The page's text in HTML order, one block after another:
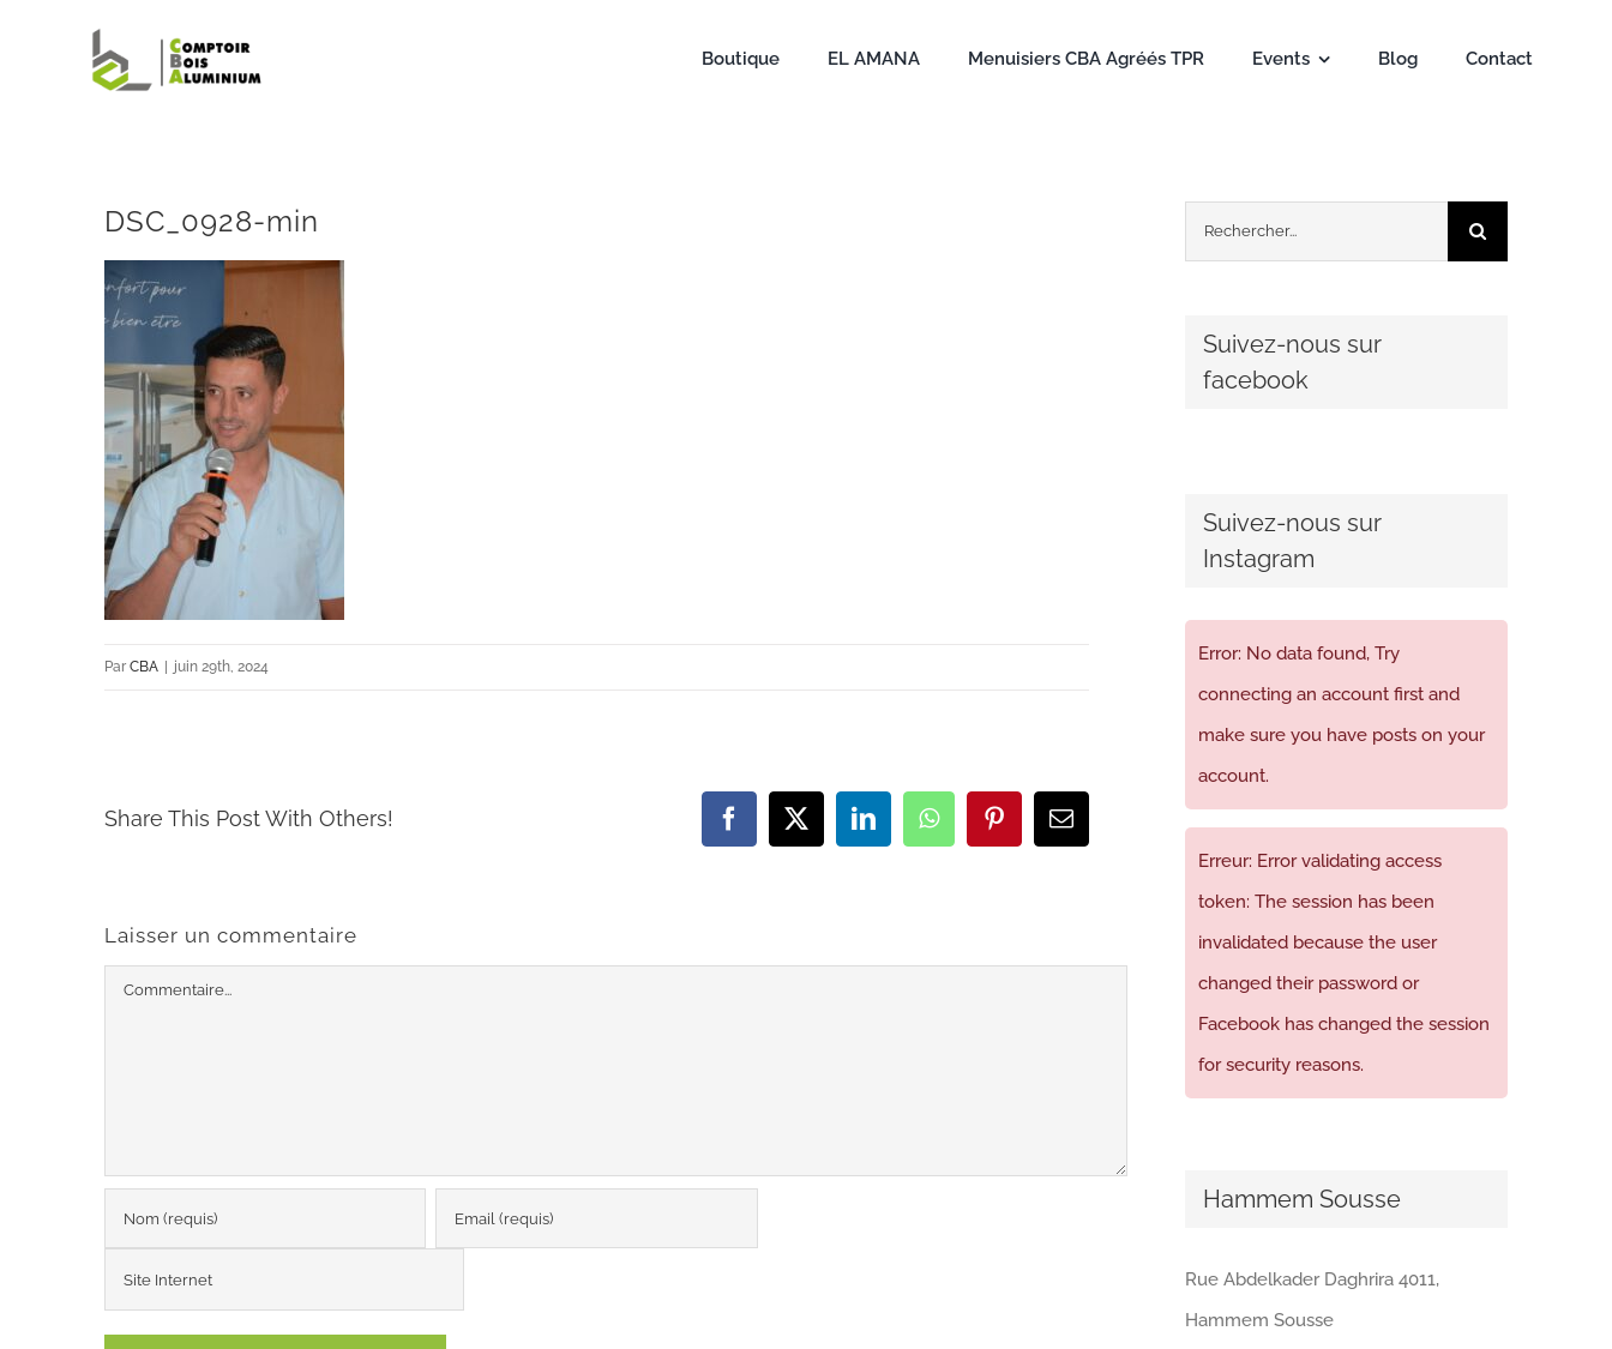
Boutique EL AMANA Menuisiers CBA Agréés TPR Events Blog Contact
DSC_0928-min
Par CBA | juin 29th, 2024
Share This Post With Others! Facebook
X LinkedInWhatsAppPinterestEmail
Laisser un commentaire
Commentaire
Rechercher:
Suivez-nous sur
facebook
Suivez-nous sur
Instagram
Error: No data found, Try
connecting an account first and
make sure you have posts on your
account.
Erreur: Error validating access
token: The session has been
invalidated because the user
changed their password or
Facebook has changed the session
for security reasons.
Hammem Sousse
Rue Abdelkader Daghrira 4011,
Hammem Sousse